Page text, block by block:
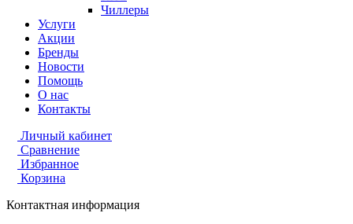
Чиллеры
Услуги
Акции
Бренды
Новости
Помощь
О нас
Контакты
Личный кабинет
Сравнение
Избранное
Корзина
Контактная информация